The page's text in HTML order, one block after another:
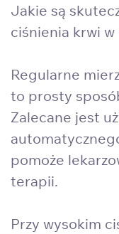
Jakie są
ciśnienia krwi w
Regularne
to prosty
Zalecane jest
pomoże
terapii.
Przy wysokim